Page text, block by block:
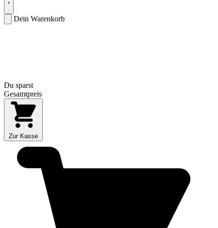
Dein Warenkorb
Du sparst
Gesamtpreis
Zur Kasse